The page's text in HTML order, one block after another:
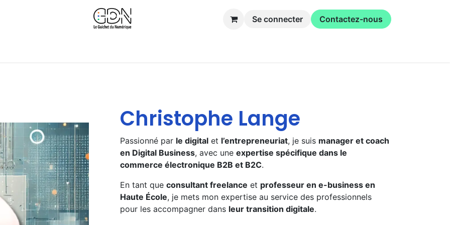
Se connecter Contactez-nous
Christophe Lange
Passionné par le digital et l’entrepreneuriat, je suis manager et coach
en Digital Business, avec une expertise spécifique dans le
commerce électronique B2B et B2C.
En tant que consultant freelance et professeur en e-business en
Haute École, je mets mon expertise au service des professionnels
pour les accompagner dans leur transition digitale.